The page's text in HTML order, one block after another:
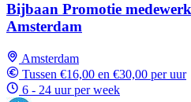
Bijbaan Promotie
Amsterdam
Amsterdam
Tussen €16,00 en €30,00 per uur
6 - 24 uur per week